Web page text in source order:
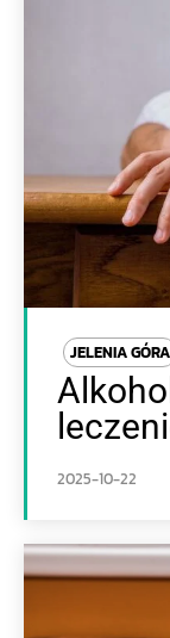
JELENIA GÓRA
2025-10-22